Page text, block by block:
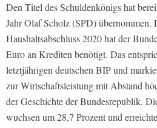
Den Titel des Schuldenkönigs hat
Jahr Olaf Scholz (SPD) übernommen.
Haushaltsabschluss 2020 hat der
Euro an Krediten benötigt. Das
letztjährigen deutschen BIP und
zur Wirtschaftsleistung mit Abstand
der Geschichte der Bundesrepublik.
wuchsen um 28,7 Prozent und